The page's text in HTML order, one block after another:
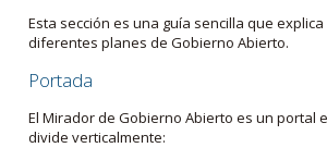
Esta sección es una guía sencilla que
diferentes planes de Gobierno Abierto.
Portada
El Mirador de Gobierno Abierto es un portal
divide verticalmente: